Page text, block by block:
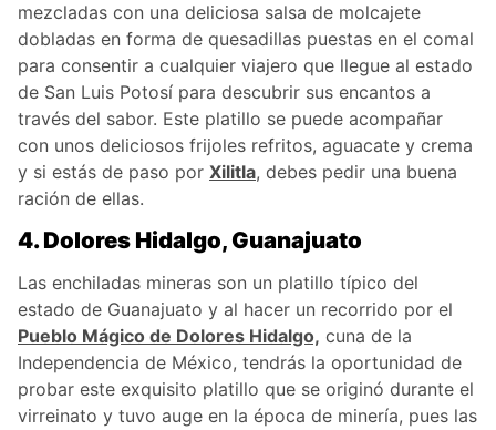
mezcladas con una deliciosa salsa de molcajete
dobladas en forma de quesadillas puestas en el comal
para consentir a cualquier viajero que llegue al estado
de San Luis Potosí para descubrir sus encantos a
través del sabor. Este platillo se puede acompañar
con unos deliciosos frijoles refritos, aguacate y crema
y si estás de paso por Xilitla, debes pedir una buena
ración de ellas.
4. Dolores Hidalgo, Guanajuato
Las enchiladas mineras son un platillo típico del
estado de Guanajuato y al hacer un recorrido por el
Pueblo Mágico de Dolores Hidalgo, cuna de la
Independencia de México, tendrás la oportunidad de
probar este exquisito platillo que se originó durante el
virreinato y tuvo auge en la época de minería, pues las